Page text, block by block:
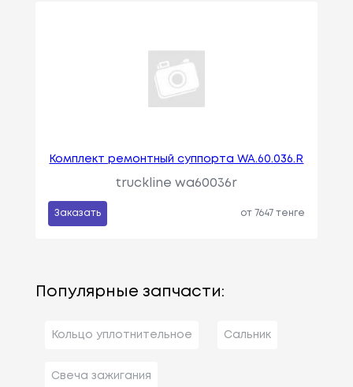
Комплект ремонтный суппорта WA.60.036.R
truckline wa60036r
Заказать от 7647 тенге
Популярные запчасти:
Кольцо уплотнительное Сальник
Свеча зажигания